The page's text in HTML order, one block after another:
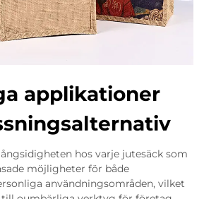
applikationer
hos varje jutesäck som
möjligheter för både
användningsområden, vilket